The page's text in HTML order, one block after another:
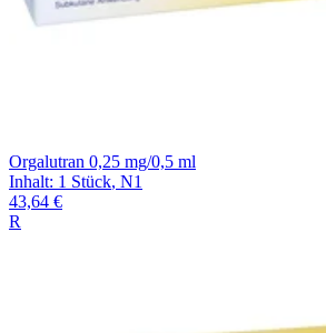
Orgalutran 0,25 mg/0,5 ml
Inhalt: 1 Stück, N1
43,64 €
R